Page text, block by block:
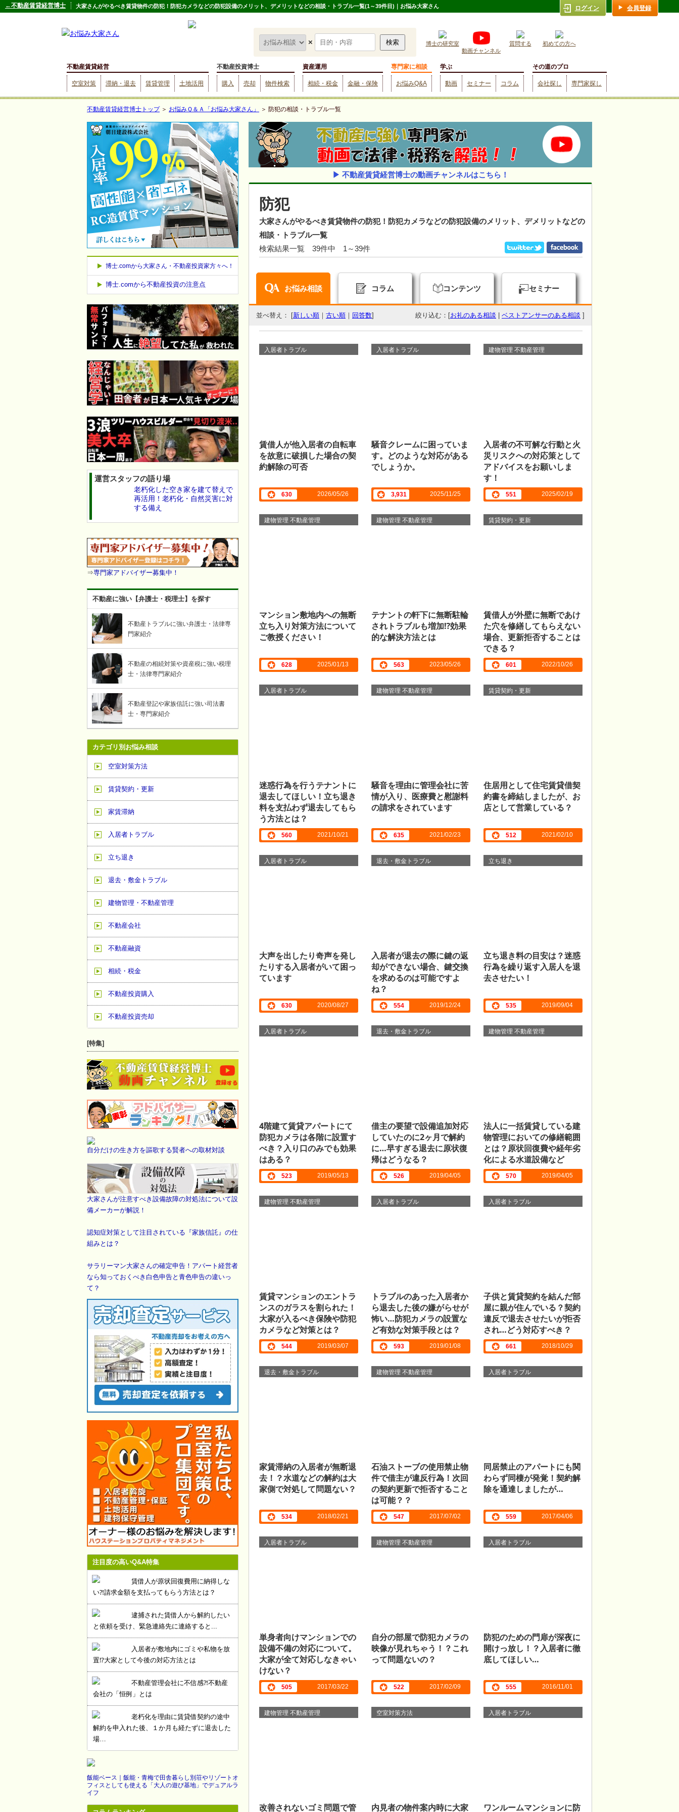
大家さんがやるべき賃貸物件の防犯！防犯カメラなどの防犯設備のメリット、デメリットなどの相談・トラブル一覧(1～39件目)｜お悩み大家さん
×
博士の研究室
動画チャンネル
質問する 初めての方へ
不動産賃貸経営
空室対策 滞納・退去 賃貸管理 土地活用
不動産投資博士
購入 売却 物件検索
資産運用
相続・税金 金融・保険
専門家に相談
お悩みQ&A
学ぶ
動画 セミナー コラム
その道のプロ
会社探し 専門家探し
←不動産賃貸経営博士 ログイン 会員登録
不動産賃貸経営博士トップ＞ お悩みＱ＆Ａ「お悩み大家さん」 ＞ 防犯の相談・トラブル一覧
▶ 不動産賃貸経営博士の動画チャンネルはこちら！
防犯
大家さんがやるべき賃貸物件の防犯！防犯カメラなどの防犯設備のメリット、デメリットなどの
相談・トラブル一覧
検索結果一覧 39件中 1～39件
お悩み相談 コラム コンテンツ セミナー
並べ替え： [新しい順 ｜ 古い順 ｜ 回答数] 絞り込む：[お礼のある相談 ベストアンサーのある相談 ]
入居者トラブル
賃借人が他入居者の自転車
を故意に破損した場合の契
約解除の可否
630 2026/05/26
入居者トラブル
騒音クレームに困っていま
す。どのような対応がある
でしょうか。
3,931 2025/11/25
建物管理 不動産管理
入居者の不可解な行動と火
災リスクへの対応策として
アドバイスをお願いしま
す！
551 2025/02/19
建物管理 不動産管理
マンション敷地内への無断
立ち入り対策方法について
ご教授ください！
628 2025/01/13
建物管理 不動産管理
テナントの軒下に無断駐輪
されトラブルも増加⁉効果
的な解決方法とは
563 2023/05/26
賃貸契約・更新
賃借人が外壁に無断であけ
た穴を修繕してもらえない
場合、更新拒否することは
できる？
601 2022/10/26
入居者トラブル
迷惑行為を行うテナントに
退去してほしい！立ち退き
料を支払わず退去してもら
う方法とは？
560 2021/10/21
建物管理 不動産管理
騒音を理由に管理会社に苦
情が入り、医療費と慰謝料
の請求をされています
635 2021/02/23
賃貸契約・更新
住居用として住宅賃貸借契
約書を締結しましたが、お
店として営業している？
512 2021/02/10
入居者トラブル
大声を出したり奇声を発し
たりする入居者がいて困っ
ています
630 2020/08/27
退去・敷金トラブル
入居者が退去の際に鍵の返
却ができない場合、鍵交換
を求めるのは可能ですよ
ね？
554 2019/12/24
立ち退き
立ち退き料の目安は？迷惑
行為を繰り返す入居人を退
去させたい！
535 2019/09/04
入居者トラブル
4階建て賃貸アパートにて
防犯カメラは各階に設置す
べき？入り口のみでも効果
はある？
523 2019/05/13
退去・敷金トラブル
借主の要望で設備追加対応
していたのに2ヶ月で解約
に…早すぎる退去に原状復
帰はどうなる？
526 2019/04/05
建物管理 不動産管理
法人に一括賃貸している建
物管理においての修繕範囲
とは？原状回復費や経年劣
化による水道設備など
570 2019/04/05
建物管理 不動産管理
賃貸マンションのエントラ
ンスのガラスを割られた！
大家が入るべき保険や防犯
カメラなど対策とは？
544 2019/03/07
入居者トラブル
トラブルのあった入居者か
ら退去した後の嫌がらせが
怖い…防犯カメラの設置な
ど有効な対策手段とは？
593 2019/01/08
入居者トラブル
子供と賃貸契約を結んだ部
屋に親が住んでいる？契約
違反で退去させたいが拒否
され…どう対応すべき？
661 2018/10/29
退去・敷金トラブル
家賃滞納の入居者が無断退
去！？水道などの解約は大
家側で対処して問題ない？
534 2018/02/21
建物管理 不動産管理
石油ストーブの使用禁止物
件で借主が違反行為！次回
の契約更新で拒否すること
は可能？？
547 2017/07/02
入居者トラブル
同居禁止のアパートにも関
わらず同棲が発覚！契約解
除を通達しましたが…
559 2017/04/06
入居者トラブル
単身者向けマンションでの
設備不備の対応について。
大家が全て対応しなきゃい
けない？
505 2017/03/22
建物管理 不動産管理
自分の部屋で防犯カメラの
映像が見れちゃう！？これ
って問題ないの？
522 2017/02/09
入居者トラブル
防犯のための門扉が深夜に
開けっ放し！？入居者に徹
底してほしい…
555 2016/11/01
建物管理 不動産管理
改善されないゴミ問題で管
空室対策方法
内見者の物件案内時に大家
入居者トラブル
ワンルームマンションに防
博士.comから大家さん・不動産投資家方々へ！
博士.comから不動産投資の注意点
運営スタッフの語り場
老朽化した空き家を建て替えで
再活用！老朽化・自然災害に対
する備え
⇒専門家アドバイザー募集中！
不動産に強い【弁護士・税理士】を探す
不動産トラブルに強い弁護士・法律専
門家紹介
不動産の相続対策や資産税に強い税理
士・法律専門家紹介
不動産登記や家族信託に強い司法書
士・専門家紹介
カテゴリ別お悩み相談
空室対策方法
賃貸契約・更新
家賃滞納
入居者トラブル
立ち退き
退去・敷金トラブル
建物管理・不動産管理
不動産会社
不動産融資
相続・税金
不動産投資購入
不動産投資売却
[特集]
自分だけの生き方を謳歌する賢者への取材対談
大家さんが注意すべき設備故障の対処法について設
備メーカーが解説！
認知症対策として注目されている『家族信託』の仕
組みとは？
サラリーマン大家さんの確定申告！アパート経営者
なら知っておくべき白色申告と青色申告の違いっ
て？
注目度の高いQ&A特集
賃借人が原状回復費用に納得しな
い⁈請求金額を支払ってもらう方法とは？
逮捕された賃借人から解約したい
と依頼を受け、緊急連絡先に連絡すると...
入居者が敷地内にゴミや私物を放
置⁉大家として今後の対応方法とは
不動産管理会社に不信感⁈不動産
会社の「恒例」とは
老朽化を理由に賃貸借契約の途中
解約を申入れた後、１か月も経たずに退去した
場…
飯能ベース｜飯能・青梅で田舎暮らし別荘やリゾートオ
フィスとしても使える「大人の遊び基地」でデュアルラ
イフ